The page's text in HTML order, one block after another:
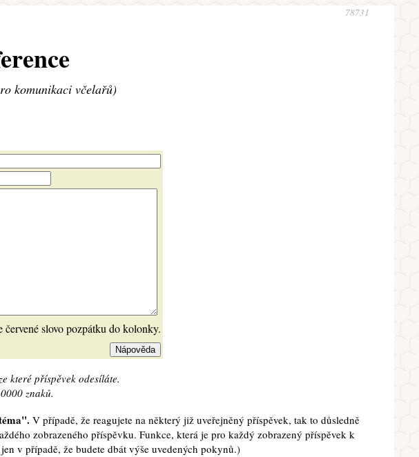
78731
komunikaci včelařů)
červené slovo pozpátku do kolonky.
které příspěvek odesíláte.
znaků.
V případě, že reagujete na některý již uveřejněný příspěvek, tak to důsledně
zobrazeného příspěvku. Funkce, která je pro každý zobrazený příspěvek k
v případě, že budete dbát výše uvedených pokynů.)